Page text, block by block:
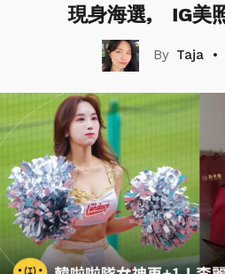
現身海選, IG美
Taja